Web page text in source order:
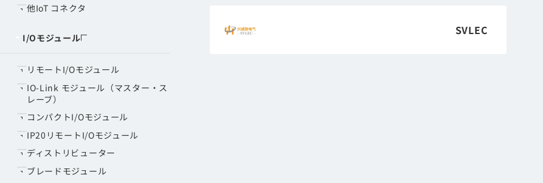
SVLEC
他IoT コネクタ
I/Oモジュール
リモートI/Oモジュール
IO-Link モジュール（マスター・ス
レーブ）
コンパクトI/Oモジュール
IP20リモートI/Oモジュール
ディストリビューター
ブレードモジュール